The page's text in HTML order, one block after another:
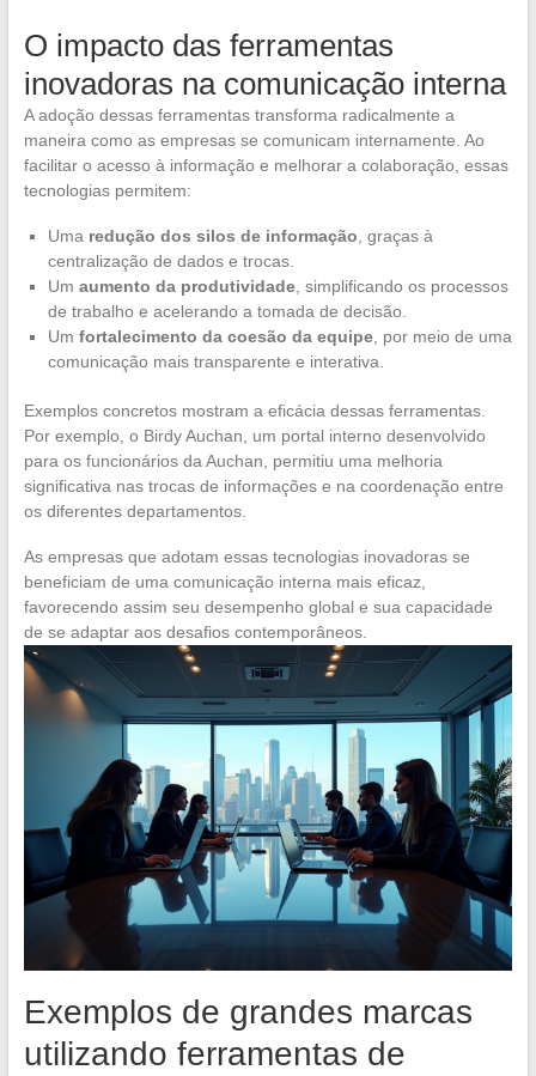
O impacto das ferramentas
inovadoras na comunicação interna
A adoção dessas ferramentas transforma radicalmente a
maneira como as empresas se comunicam internamente. Ao
facilitar o acesso à informação e melhorar a colaboração, essas
tecnologias permitem:
Uma redução dos silos de informação , graças à
centralização de dados e trocas.
Um aumento da produtividade, simplificando os processos
de trabalho e acelerando a tomada de decisão.
Um fortalecimento da coesão da equipe, por meio de uma
comunicação mais transparente e interativa.
Exemplos concretos mostram a eficácia dessas ferramentas.
Por exemplo, o Birdy Auchan, um portal interno desenvolvido
para os funcionários da Auchan, permitiu uma melhoria
significativa nas trocas de informações e na coordenação entre
os diferentes departamentos.
As empresas que adotam essas tecnologias inovadoras se
beneficiam de uma comunicação interna mais eficaz,
favorecendo assim seu desempenho global e sua capacidade
de se adaptar aos desafios contemporâneos.
Exemplos de grandes marcas
utilizando ferramentas de